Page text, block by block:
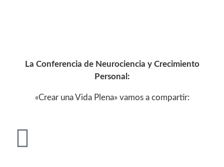
La Conferencia de Neurociencia y Crecimiento
Personal:
«Crear una Vida Plena» vamos a compartir: